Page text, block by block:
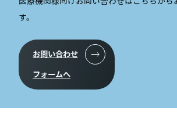
す。
お問い合わせ
フォームへ